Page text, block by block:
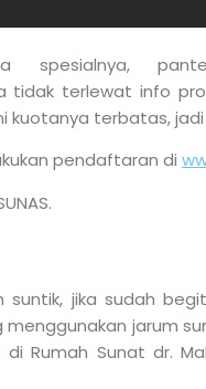
spesialnya,
tidak terlewat info
kuotanya terbatas,
pendaftaran di
jika sudah
jarum
Rumah Sunat dr.